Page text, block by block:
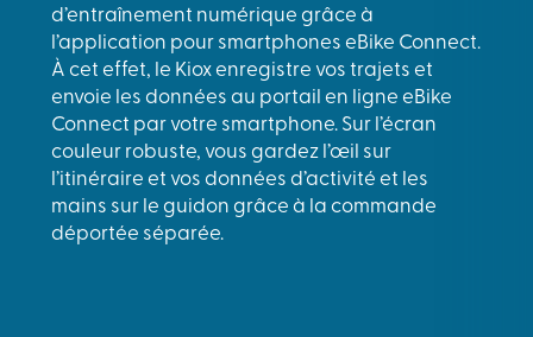
d’entraînement numérique grâce à
l’application pour smartphones eBike Connect.
À cet effet, le Kiox enregistre vos trajets et
envoie les données au portail en ligne eBike
Connect par votre smartphone. Sur l’écran
couleur robuste, vous gardez l’œil sur
l’itinéraire et vos données d’activité et les
mains sur le guidon grâce à la commande
déportée séparée.